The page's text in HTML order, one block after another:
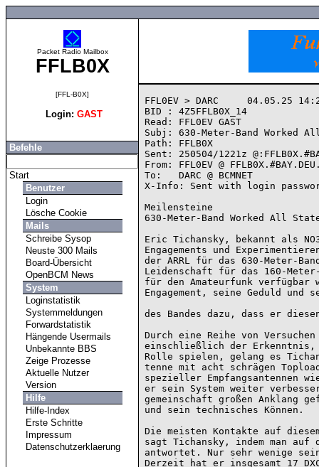
Packet Radio Mailbox
FFLB0X
[FFL-B0X]
Login: GAST
Befehle
Start
Benutzer
Login
Lösche Cookie
Mails
Schreibe Sysop
Neuste 300 Mails
Board-Übersicht
OpenBCM News
System
Loginstatistik
Systemmeldungen
Forwardstatistik
Hängende Usermails
Unbekannte BBS
Zeige Prozesse
Aktuelle Nutzer
Version
Hilfe
Hilfe-Index
Erste Schritte
Impressum
Datenschutzerklaerung
FFL0EV > DARC     04.05.25
BID : 4Z5FFLB0X_14
Read: FFL0EV GAST
Subj: 630-Meter-Band Worked
Path: FFLB0X
Sent: 250504/1221z
From: FFL0EV @
To:   DARC @ BCMNET
X-Info: Sent with login
Meilensteine
630-Meter-Band Worked All
Eric Tichansky, bekannt als
Engagements und
der ARRL für das 630-Meter-
Leidenschaft für das 160-
für den Amateurfunk
Engagement, seine Geduld
des Bandes dazu, dass er
Durch eine Reihe von
einschließlich der Erkenntnis,
Rolle spielen, gelang es
tenne mit acht schrägen
spezieller Empfangsantennen
er sein System weiter
gemeinschaft großen Anklang
und sein technisches Können.
Die meisten Kontakte auf
sagt Tichansky, indem man
antwortet. Nur sehr wenige
Derzeit hat er insgesamt 17